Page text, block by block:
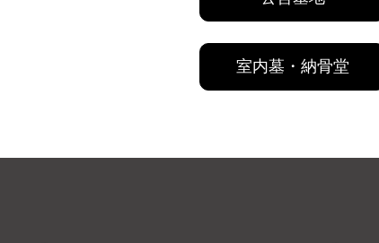
室内墓・納骨堂